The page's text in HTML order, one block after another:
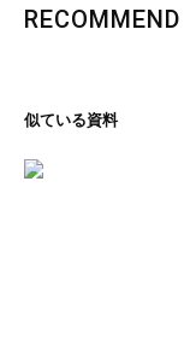
RECOMMEND
似ている資料